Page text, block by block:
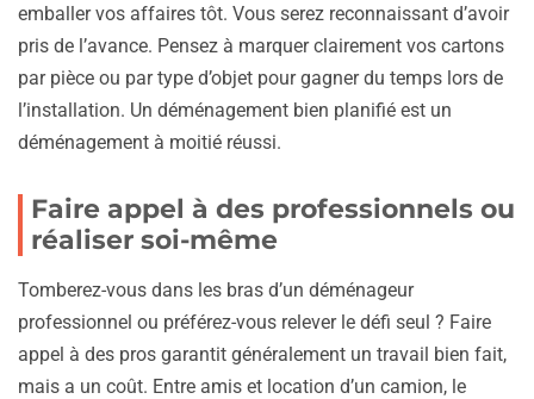
emballer vos affaires tôt. Vous serez reconnaissant d’avoir
pris de l’avance. Pensez à marquer clairement vos cartons
par pièce ou par type d’objet pour gagner du temps lors de
l’installation. Un déménagement bien planifié est un
déménagement à moitié réussi.
Faire appel à des professionnels ou
réaliser soi-même
Tomberez-vous dans les bras d’un déménageur
professionnel ou préférez-vous relever le défi seul ? Faire
appel à des pros garantit généralement un travail bien fait,
mais a un coût. Entre amis et location d’un camion, le